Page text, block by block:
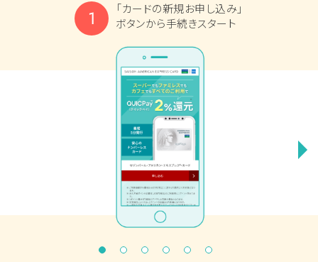
「カードの新規お申し込み」
ボタンから手続きスタート